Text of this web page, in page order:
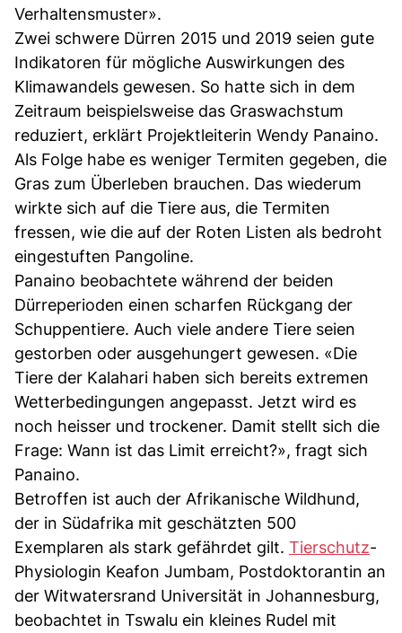
Verhaltensmuster».
Zwei schwere Dürren 2015 und 2019 seien gute
Indikatoren für mögliche Auswirkungen des
Klimawandels gewesen. So hatte sich in dem
Zeitraum beispielsweise das Graswachstum
reduziert, erklärt Projektleiterin Wendy Panaino.
Als Folge habe es weniger Termiten gegeben, die
Gras zum Überleben brauchen. Das wiederum
wirkte sich auf die Tiere aus, die Termiten
fressen, wie die auf der Roten Listen als bedroht
eingestuften Pangoline.
Panaino beobachtete während der beiden
Dürreperioden einen scharfen Rückgang der
Schuppentiere. Auch viele andere Tiere seien
gestorben oder ausgehungert gewesen. «Die
Tiere der Kalahari haben sich bereits extremen
Wetterbedingungen angepasst. Jetzt wird es
noch heisser und trockener. Damit stellt sich die
Frage: Wann ist das Limit erreicht?», fragt sich
Panaino.
Betroffen ist auch der Afrikanische Wildhund,
der in Südafrika mit geschätzten 500
Exemplaren als stark gefährdet gilt. Tierschutz-
Physiologin Keafon Jumbam, Postdoktorantin an
der Witwatersrand Universität in Johannesburg,
beobachtet in Tswalu ein kleines Rudel mit